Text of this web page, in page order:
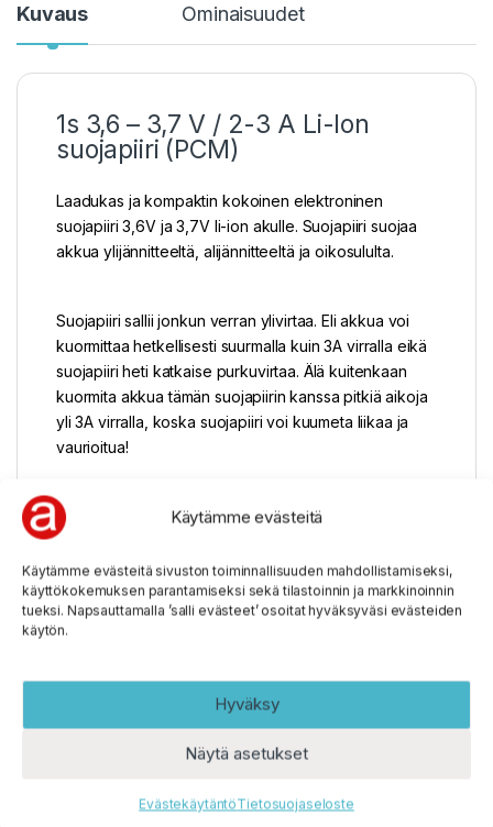
Käytämme evästeitä
Käytämme evästeitä sivuston toiminnallisuuden mahdollistamiseksi,
käyttökokemuksen parantamiseksi sekä tilastoinnin ja markkinoinnin
tueksi. Napsauttamalla ’salli evästeet’ osoitat hyväksyväsi evästeiden
käytön.
Hyväksy
Näytä asetukset
EvästekäytäntöTietosuojaseloste
Kuvaus Ominaisuudet
1s 3,6 – 3,7 V / 2-3 A Li-Ion
suojapiiri (PCM)
Laadukas ja kompaktin kokoinen elektroninen
suojapiiri 3,6V ja 3,7V li-ion akulle. Suojapiiri suojaa
akkua ylijännitteeltä, alijännitteeltä ja oikosululta.
Suojapiiri sallii jonkun verran ylivirtaa. Eli akkua voi
kuormittaa hetkellisesti suurmalla kuin 3A virralla eikä
suojapiiri heti katkaise purkuvirtaa. Älä kuitenkaan
kuormita akkua tämän suojapiirin kanssa pitkiä aikoja
yli 3A virralla, koska suojapiiri voi kuumeta liikaa ja
vaurioitua!
Tästä voit ladata suojapiirin datalehden:
5530-1MOS SPEC R5478N101CD+AO8814+10K
NTC
Tekniset tiedot
Valmistaja KeepPower
Koko 30 x 5,5 x 1,2 mm
Alijännitesuojaus 2,5V +-0,05V